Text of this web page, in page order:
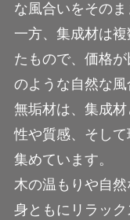
な風合いをそのま
一方、集成材は
たもので、価格
のような自然な風
無垢材は、集成
性や質感、そし
集めています。
木の温もりや自
身ともにリラッ